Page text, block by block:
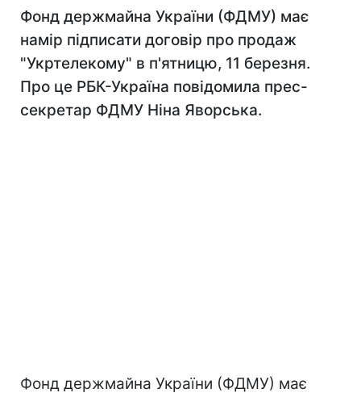
Фонд держмайна України (ФДМУ) має
намір підписати договір про продаж
"Укртелекому" в п'ятницю, 11 березня.
Про це РБК-Україна повідомила прес-
секретар ФДМУ Ніна Яворська.
Фонд держмайна України (ФДМУ) має